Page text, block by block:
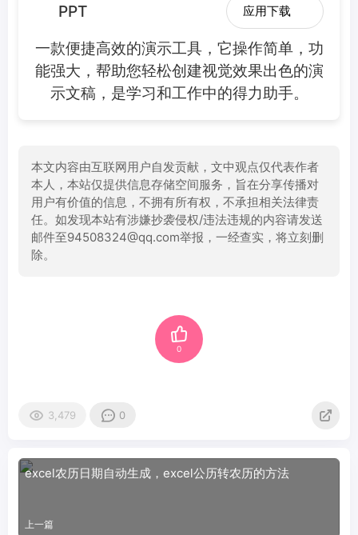
PPT 应用下载
一款便捷高效的演示工具，它操作简单，功
能强大，帮助您轻松创建视觉效果出色的演
示文稿，是学习和工作中的得力助手。
本文内容由互联网用户自发贡献，文中观点仅代表作者
本人，本站仅提供信息存储空间服务，旨在分享传播对
用户有价值的信息，不拥有所有权，不承担相关法律责
任。如发现本站有涉嫌抄袭侵权/违法违规的内容请发送
邮件至94508324@qq.com举报，一经查实，将立刻删
除。
0
3,479 0
excel农历日期自动生成，excel公历转农历的方法
上一篇